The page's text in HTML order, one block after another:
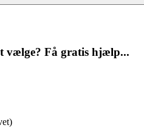
vælge? Få gratis hjælp...